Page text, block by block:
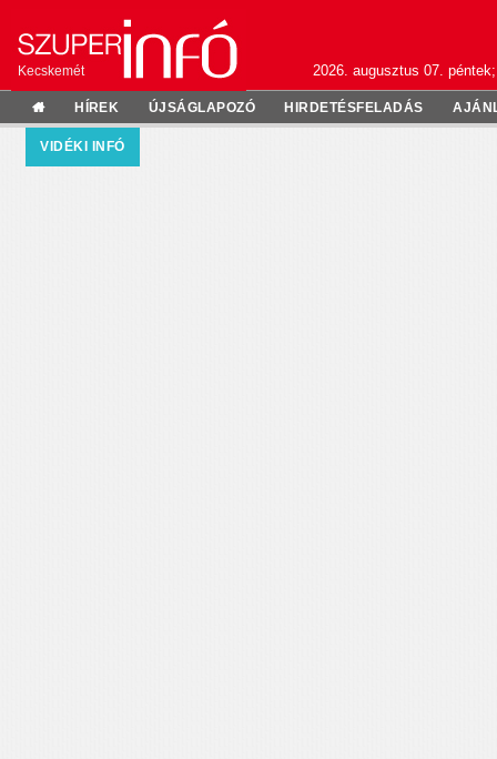
Kecskemét 2026. augusztus 07.
HÍREK ÚJSÁGLAPOZÓ HIRDETÉSFELADÁS
VIDÉKI INFÓ